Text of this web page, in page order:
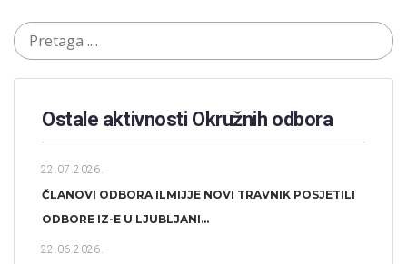
Ostale aktivnosti Okružnih odbora​
22.07.2026.
ČLANOVI ODBORA ILMIJJE NOVI TRAVNIK POSJETILI
ODBORE IZ-E U LJUBLJANI...
22.06.2026.